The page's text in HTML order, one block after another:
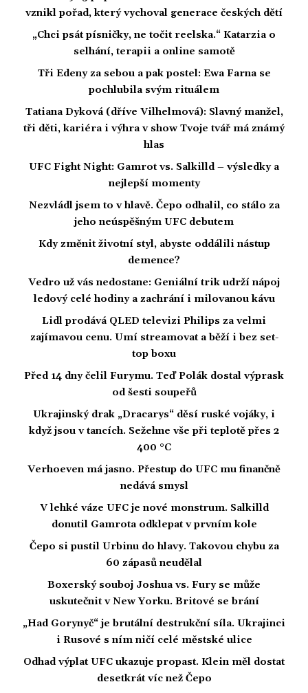
vznikl pořad, který vychoval generace českých dětí
„Chci psát písničky, ne točit reelska.“ Katarzia o
selhání, terapii a online samotě
Tři Edeny za sebou a pak postel: Ewa Farna se
pochlubila svým rituálem
Tatiana Dyková (dříve Vilhelmová): Slavný manžel,
tři děti, kariéra i výhra v show Tvoje tvář má známý
hlas
UFC Fight Night: Gamrot vs. Salkilld – výsledky a
nejlepší momenty
Nezvládl jsem to v hlavě. Čepo odhalil, co stálo za
jeho neúspěšným UFC debutem
Kdy změnit životní styl, abyste oddálili nástup
demence?
Vedro už vás nedostane: Geniální trik udrží nápoj
ledový celé hodiny a zachrání i milovanou kávu
Lidl prodává QLED televizi Philips za velmi
zajímavou cenu. Umí streamovat a běží i bez set-
top boxu
Před 14 dny čelil Furymu. Teď Polák dostal výprask
od šesti soupeřů
Ukrajinský drak „Dracarys“ děsí ruské vojáky, i
když jsou v tancích. Sežehne vše při teplotě přes 2
400 °C
Verhoeven má jasno. Přestup do UFC mu finančně
nedává smysl
V lehké váze UFC je nové monstrum. Salkilld
donutil Gamrota odklepat v prvním kole
Čepo si pustil Urbinu do hlavy. Takovou chybu za
60 zápasů neudělal
Boxerský souboj Joshua vs. Fury se může
uskutečnit v New Yorku. Britové se brání
„Had Gorynyč“ je brutální destrukční síla. Ukrajinci
i Rusové s ním ničí celé městské ulice
Odhad výplat UFC ukazuje propast. Klein měl dostat
desetkrát víc než Čepo